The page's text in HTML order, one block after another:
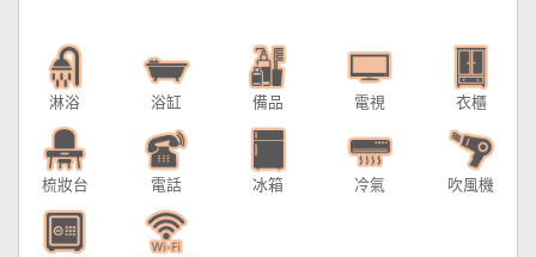
淋浴 浴缸 備品 電視 衣櫃
梳妝台 電話 冰箱 冷氣 吹風機